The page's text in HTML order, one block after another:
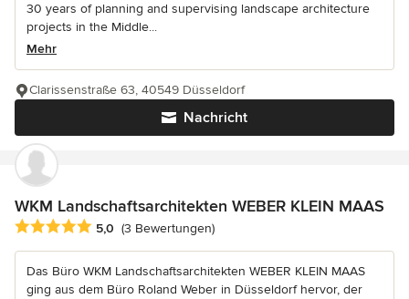
30 years of planning and supervising landscape architecture
projects in the Middle...
Mehr
Nachricht
Clarissenstraße 63, 40549 Düsseldorf
WKM Landschaftsarchitekten WEBER KLEIN MAAS
Durchschnittliche Bewertung: 5 von 5 Sternen
5,0 (3 Bewertungen)
Das Büro WKM Landschaftsarchitekten WEBER KLEIN MAAS
ging aus dem Büro Roland Weber in Düsseldorf hervor, der